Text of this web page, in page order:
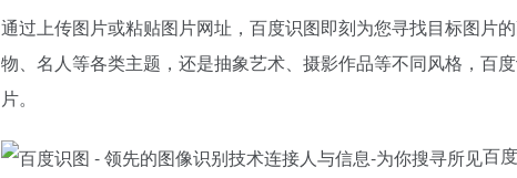
通过上传图片或粘贴图片网址，百度识图即刻为您寻找目标图片
物、名人等各类主题，还是抽象艺术、摄影作品等不同风格，百
片。
百